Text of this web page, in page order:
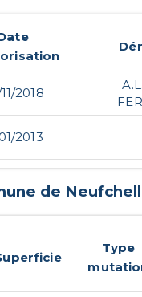
2018
2013
de
Type